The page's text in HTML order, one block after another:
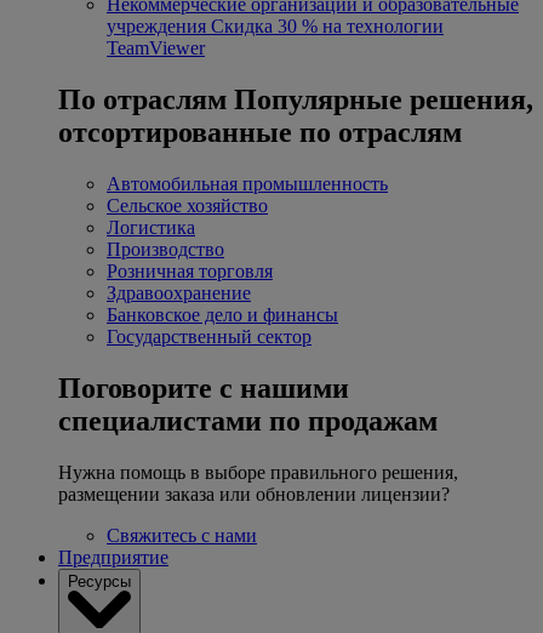
Некоммерческие организации и образовательные
учреждения Скидка 30 % на технологии
TeamViewer
По отраслям Популярные решения,
отсортированные по отраслям
Автомобильная промышленность
Сельское хозяйство
Логистика
Производство
Розничная торговля
Здравоохранение
Банковское дело и финансы
Государственный сектор
Поговорите с нашими
специалистами по продажам
Нужна помощь в выборе правильного решения,
размещении заказа или обновлении лицензии?
Свяжитесь с нами
Предприятие
Ресурсы